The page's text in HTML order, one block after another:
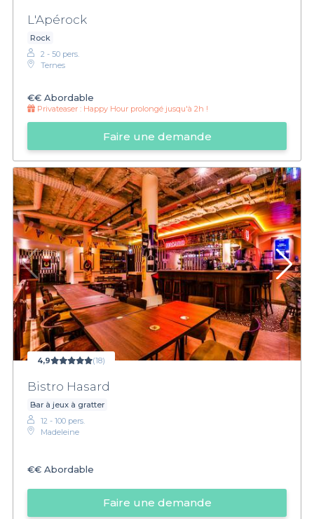
L'Apérock
Rock
2 - 50 pers.
Ternes
€€ Abordable
Privateaser : Happy Hour prolongé jusqu'à 2h !
Faire une demande
4,9 (18)
Bistro Hasard
Bar à jeux à gratter
12 - 100 pers.
Madeleine
€€ Abordable
Faire une demande